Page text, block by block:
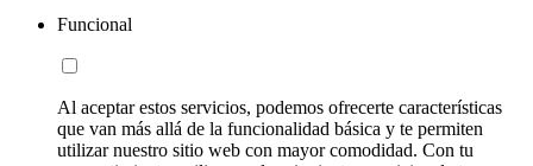
Funcional
Al aceptar estos servicios, podemos ofrecerte características
que van más allá de la funcionalidad básica y te permiten
utilizar nuestro sitio web con mayor comodidad. Con tu